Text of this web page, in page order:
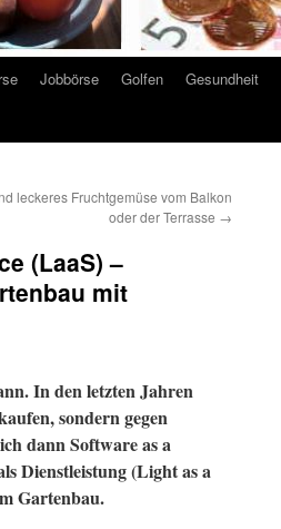
Jobbörse Golfen Gesundheit
leckeres Fruchtgemüse vom Balkon
oder der Terrasse →
(LaaS) –
mit
In den letzten Jahren
sondern gegen
dann Software as a
Dienstleistung (Light as a
Gartenbau.